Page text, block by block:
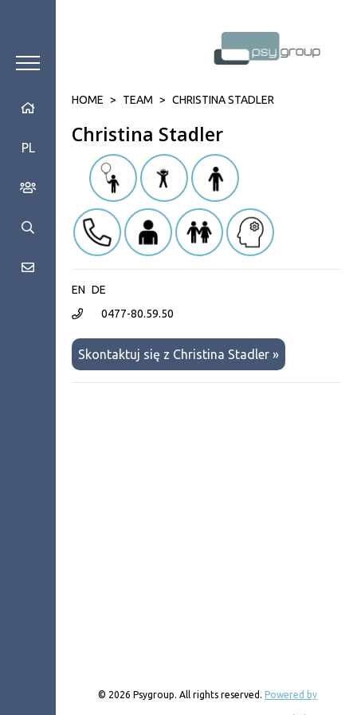
PL
HOME > TEAM > CHRISTINA STADLER
Christina Stadler
EN DE
0477-80.59.50
Skontaktuj się z Christina Stadler »
© 2026 Psygroup. All rights reserved. Powered by